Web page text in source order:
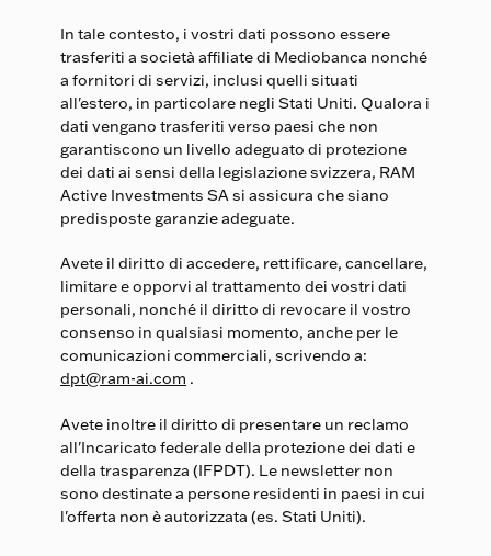
In tale contesto, i vostri dati possono essere
trasferiti a società affiliate di Mediobanca nonché
a fornitori di servizi, inclusi quelli situati
all'estero, in particolare negli Stati Uniti. Qualora i
dati vengano trasferiti verso paesi che non
garantiscono un livello adeguato di protezione
dei dati ai sensi della legislazione svizzera, RAM
Active Investments SA si assicura che siano
predisposte garanzie adeguate.
Avete il diritto di accedere, rettificare, cancellare,
limitare e opporvi al trattamento dei vostri dati
personali, nonché il diritto di revocare il vostro
consenso in qualsiasi momento, anche per le
comunicazioni commerciali, scrivendo a:
dpt@ram-ai.com .
Avete inoltre il diritto di presentare un reclamo
all'Incaricato federale della protezione dei dati e
della trasparenza (IFPDT). Le newsletter non
sono destinate a persone residenti in paesi in cui
l'offerta non è autorizzata (es. Stati Uniti).